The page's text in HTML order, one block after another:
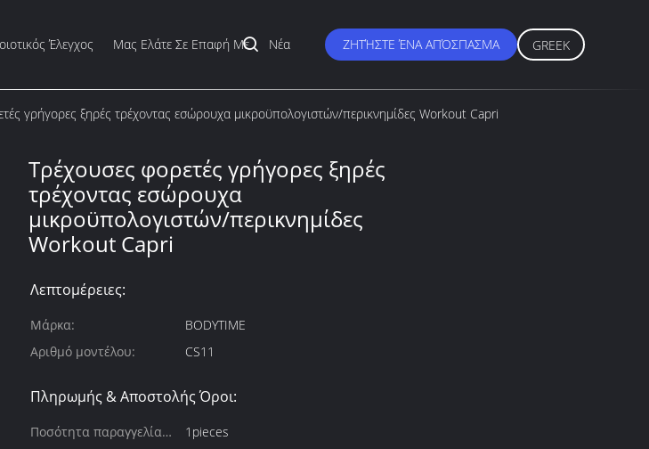
Έλεγχος Μας Ελάτε Σε Επαφή Με Νέα ΖΗΤΉΣΤΕ ΈΝΑ ΑΠΌΣΠΑΣΜΑ GREEK
γρήγορες ξηρές τρέχοντας εσώρουχα μικροϋπολογιστών/περικνημίδες Workout Capri
Τρέχουσες φορετές γρήγορες ξηρές
τρέχοντας εσώρουχα
μικροϋπολογιστών/περικνημίδες
Workout Capri
Λεπτομέρειες:
Μάρκα:
BODYTIME
Αριθμό μοντέλου:
CS11
Πληρωμής & Αποστολής Όροι:
Ποσότητα παραγγελίας
1pieces